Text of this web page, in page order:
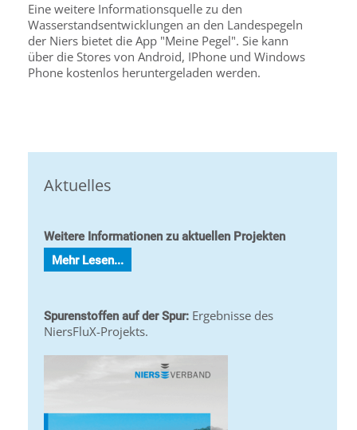
Eine weitere Informationsquelle zu den
Wasserstandsentwicklungen an den Landespegeln
der Niers bietet die App "Meine Pegel". Sie kann
über die Stores von Android, IPhone und Windows
Phone kostenlos heruntergeladen werden.
Aktuelles
Weitere Informationen zu aktuellen Projekten
Mehr Lesen...
Spurenstoffen auf der Spur: Ergebnisse des
NiersFluX-Projekts.